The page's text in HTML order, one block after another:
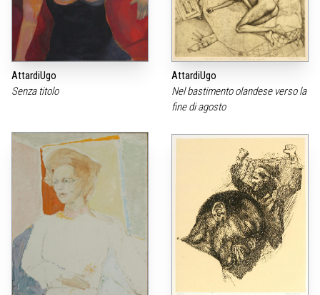
AttardiUgo
Senza titolo
AttardiUgo
Nel bastimento olandese verso la
fine di agosto